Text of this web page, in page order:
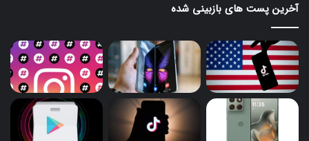
آخرین پست های بازبینی شده